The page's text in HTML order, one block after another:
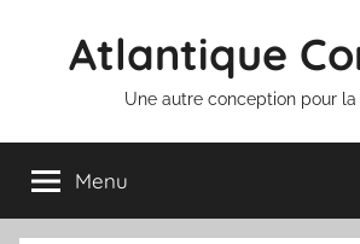
Atlantique
Une autre conception pour la
Menu